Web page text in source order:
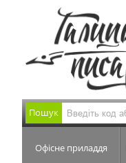
Пошук
Офісне приладдя